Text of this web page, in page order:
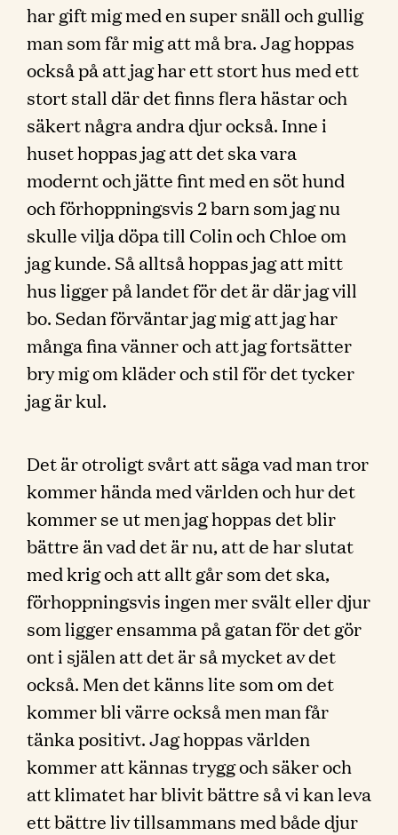
har gift mig med en super snäll och gullig
man som får mig att må bra. Jag hoppas
också på att jag har ett stort hus med ett
stort stall där det finns flera hästar och
säkert några andra djur också. Inne i
huset hoppas jag att det ska vara
modernt och jätte fint med en söt hund
och förhoppningsvis 2 barn som jag nu
skulle vilja döpa till Colin och Chloe om
jag kunde. Så alltså hoppas jag att mitt
hus ligger på landet för det är där jag vill
bo. Sedan förväntar jag mig att jag har
många fina vänner och att jag fortsätter
bry mig om kläder och stil för det tycker
jag är kul.
Det är otroligt svårt att säga vad man tror
kommer hända med världen och hur det
kommer se ut men jag hoppas det blir
bättre än vad det är nu, att de har slutat
med krig och att allt går som det ska,
förhoppningsvis ingen mer svält eller djur
som ligger ensamma på gatan för det gör
ont i själen att det är så mycket av det
också. Men det känns lite som om det
kommer bli värre också men man får
tänka positivt. Jag hoppas världen
kommer att kännas trygg och säker och
att klimatet har blivit bättre så vi kan leva
ett bättre liv tillsammans med både djur